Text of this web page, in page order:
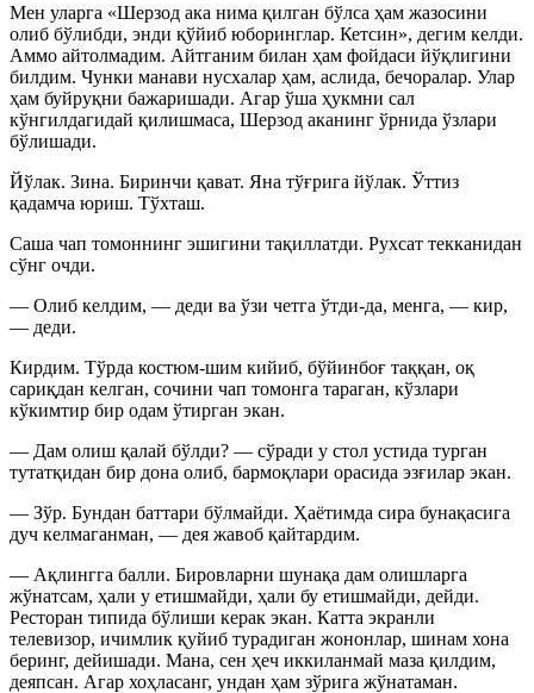
Мен уларга «Шерзод ака нима қилган бўлса ҳам жазосини
олиб бўлибди, энди қўйиб юборинглар. Кетсин», дегим келди.
Аммо айтолмадим. Айтганим билан ҳам фойдаси йўқлигини
билдим. Чунки манави нусхалар ҳам, аслида, бечоралар. Улар
ҳам буйруқни бажаришади. Агар ўша ҳукмни сал
кўнгилдагидай қилишмаса, Шерзод аканинг ўрнида ўзлари
бўлишади.
Йўлак. Зина. Биринчи қават. Яна тўғрига йўлак. Ўттиз
қадамча юриш. Тўхташ.
Саша чап томоннинг эшигини тақиллатди. Рухсат текканидан
сўнг очди.
— Олиб келдим, — деди ва ўзи четга ўтди-да, менга, — кир,
— деди.
Кирдим. Тўрда костюм-шим кийиб, бўйинбоғ таққан, оқ
сариқдан келган, сочини чап томонга тараган, кўзлари
кўкимтир бир одам ўтирган экан.
— Дам олиш қалай бўлди? — сўради у стол устида турган
тутатқидан бир дона олиб, бармоқлари орасида эзғилар экан.
— Зўр. Бундан баттари бўлмайди. Ҳаётимда сира бунақасига
дуч келмаганман, — дея жавоб қайтардим.
— Ақлингга балли. Бировларни шунақа дам олишларга
жўнатсам, ҳали у етишмайди, ҳали бу етишмайди, дейди.
Ресторан типида бўлиши керак экан. Катта экранли
телевизор, ичимлик қуйиб турадиган жононлар, шинам хона
беринг, дейишади. Мана, сен ҳеч иккиланмай маза қилдим,
деяпсан. Агар хоҳласанг, ундан ҳам зўрига жўнатаман.